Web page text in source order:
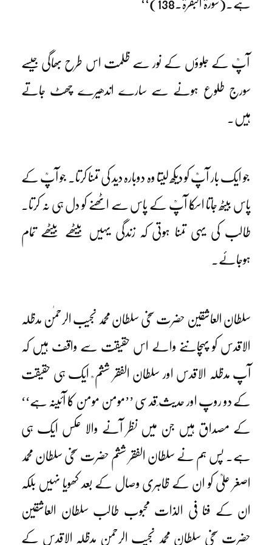
ہے۔(سورۃ البقرۃ۔138)‘‘
آپؒ کے جلوؤں کے نور سے ظلمت اس طرح بھاگی جیسے
سورج طلوع ہونے سے سارے اندھیرے چھٹ جاتے
ہیں۔
جو ایک بار آپؒ کو دیکھ لیتا وہ دوبارہ دید کی تمنا کرتا۔ جو آپؒ کے
پاس بیٹھ جاتا اسکا آپؒ کے پاس سے اٹھنے کو دل ہی نہ کرتا۔
طالب کی یہی تمنا ہوتی کہ زندگی یہیں بیٹھے بیٹھے تمام
ہوجائے۔
سلطان العاشقین حضرت سخی سلطان محمد نجیب الرحمٰن مدظلہ
الاقدس کو پہچاننے والے اس حقیقت سے واقف ہیں کہ
آپ مدظلہ الاقدس اور سلطان الفقر ششم ؒ ایک ہی حقیقت
کے دو روپ اور حدیث ِقدسی ’’مومن مومن کا آئینہ ہے‘‘
کے مصداق ہیں جن میں نظر آنے والا عکس ایک ہی
ہے۔ پس ہم نے سلطان الفقر ششم حضرت سخی سلطان محمد
اصغر علیؒ کو ان کے ظاہری وصال کے بعد کھویا نہیں بلکہ
ان کے فنا فی الذات محبوب طالب سلطان العاشقین
حضرت سخی سلطان محمد نجیب الرحمن مدظلہ الاقدس کے